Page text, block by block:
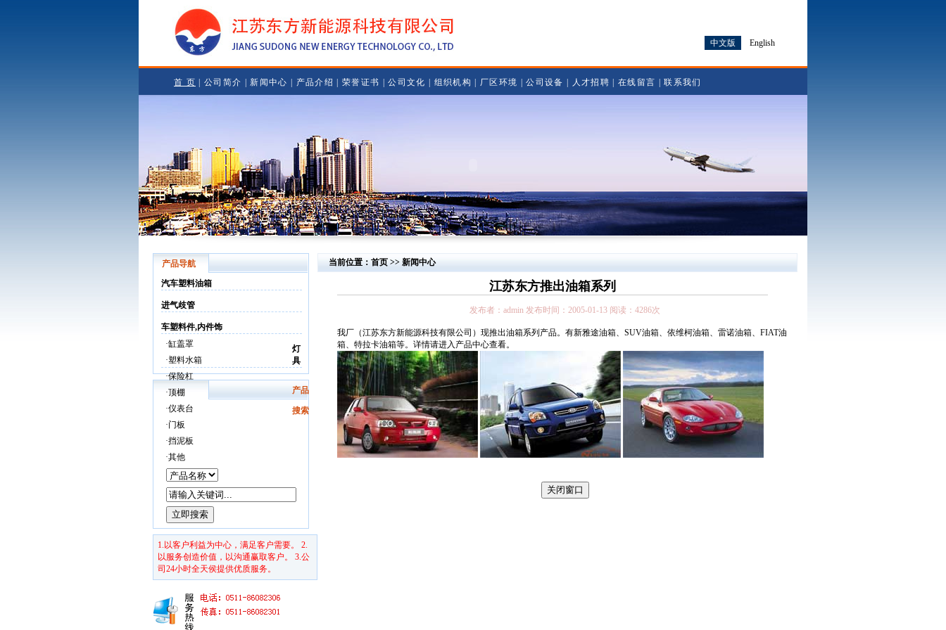
中文版 English
首 页 公司简介 |新闻中心 产品介绍 |荣誉证书 |公司文化 组织机构 厂区环境 |公司设备 人才招聘 |在线留言 |联系我们
产品导航
汽车塑料油箱
进气歧管
车塑料件,内件饰
·缸盖罩
·塑料水箱
·保险杠
·顶棚
·仪表台
·门板
·挡泥板
·其他
灯
具
产品
搜索
1.以客户利益为中心，满足客户需要。 2.
以服务创造价值，以沟通赢取客户。 3.公
司24小时全天侯提供优质服务。
当前位置：首页 >> 新闻中心
江苏东方推出油箱系列
发布者：admin 发布时间：2005-01-13 阅读：4286次
我厂（江苏东方新能源科技有限公司）现推出油箱系列产品。有新雅途油箱、SUV油箱、依维柯油箱、雷诺油箱、FIAT油
箱、特拉卡油箱等。详情请进入产品中心查看。